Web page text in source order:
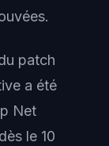
patch
a été
Net
le 10